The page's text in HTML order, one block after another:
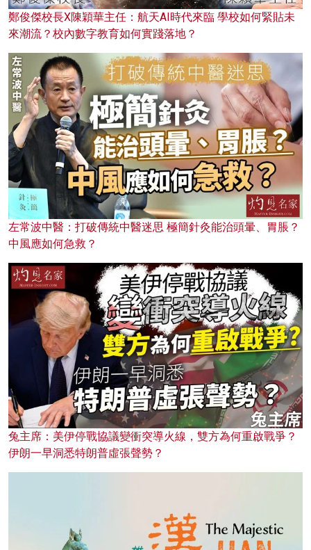
鄭俊傑校長X陳穎華主任：航天AI時代來臨 學校如何緊貼未
來潮流？校內數字教育如何實踐落地？
左常波中醫：打破傳統中醫迷思 極簡針灸能治頭暈、胃脹？
中風應如何急救？
兔主席：美伊停戰協議變衝突導火線，雙方為何重啟戰爭？
伊朗一早洞悉特朗普虛張聲勢？